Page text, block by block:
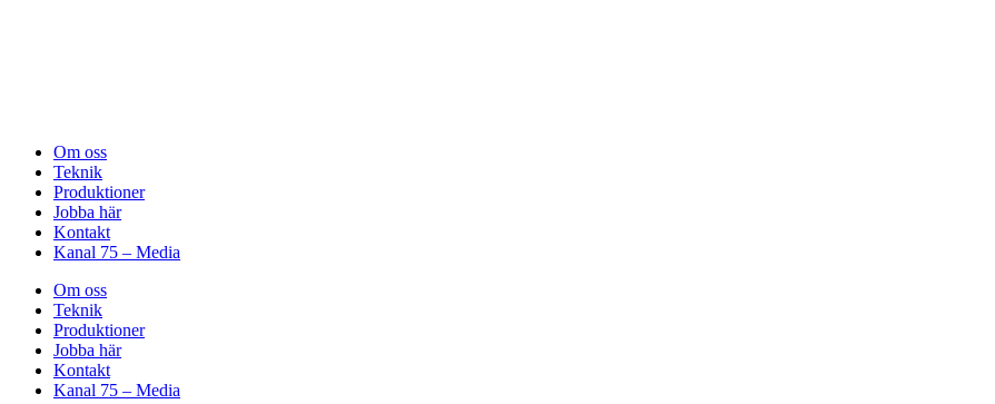
Om oss
Teknik
Produktioner
Jobba här
Kontakt
Kanal 75 – Media
Om oss
Teknik
Produktioner
Jobba här
Kontakt
Kanal 75 – Media